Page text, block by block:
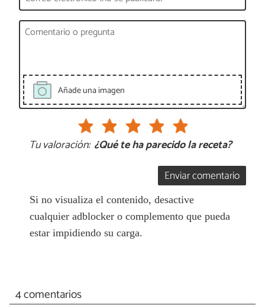
Añade una imagen
Tu valoración: ¿Qué te ha parecido la receta?
Enviar comentario
Si no visualiza el contenido, desactive
cualquier adblocker o complemento que pueda
estar impidiendo su carga.
4 comentarios